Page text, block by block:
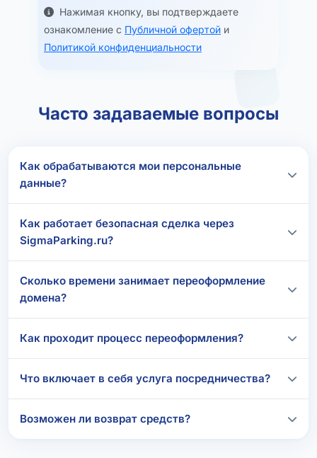
Нажимая кнопку, вы подтверждаете
ознакомление с Публичной офертой и
Политикой конфиденциальности
Часто задаваемые вопросы
Как обрабатываются мои персональные
данные?
Как работает безопасная сделка через
SigmaParking.ru?
Сколько времени занимает переоформление
домена?
Как проходит процесс переоформления?
Что включает в себя услуга посредничества?
Возможен ли возврат средств?